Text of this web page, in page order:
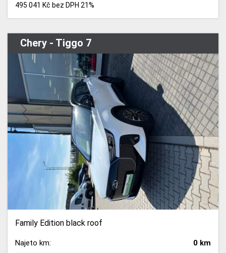
495 041 Kč bez DPH 21%
Chery - Tiggo 7
Family Edition black roof
Najeto km: 0 km